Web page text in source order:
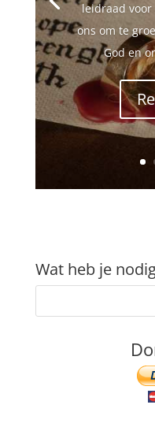
leidraad voor
ons om te
God en
Wat heb je